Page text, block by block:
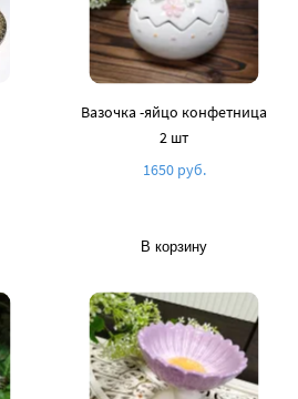
Вазочка -яйцо конфетница
2 шт
1650 руб.
В корзину